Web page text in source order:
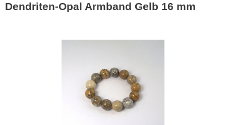
Dendriten-Opal Armband Gelb 16 mm